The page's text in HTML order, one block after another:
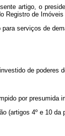
artigo, o
de
serviços de
de
por presumida
(artigos 4º e 10 da